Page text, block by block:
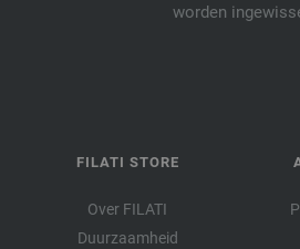
worden
FILATI STORE
Over FILATI
Duurzaamheid